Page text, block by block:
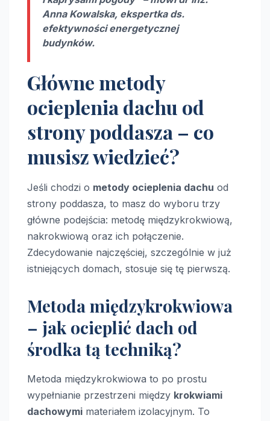
Anna Kowalska, ekspertka ds.
efektywności energetycznej
budynków.
Główne metody
ocieplenia dachu od
strony poddasza – co
musisz wiedzieć?
Jeśli chodzi o metody ocieplenia dachu od
strony poddasza, to masz do wyboru trzy
główne podejścia: metodę międzykrokwiową,
nakrokwiową oraz ich połączenie.
Zdecydowanie najczęściej, szczególnie w już
istniejących domach, stosuje się tę pierwszą.
Metoda międzykrokwiowa
– jak ocieplić dach od
środka tą techniką?
Metoda międzykrokwiowa to po prostu
wypełnianie przestrzeni między krokwiami
dachowymi materiałem izolacyjnym. To